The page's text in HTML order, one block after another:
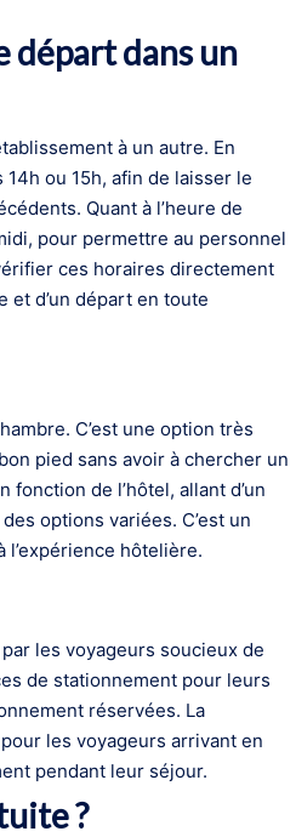
départ dans un
à un autre. En
ou 15h, afin de laisser le
Quant à l’heure de
pour permettre au personnel
ces horaires directement
et d’un départ en toute
C’est une option très
pied sans avoir à chercher un
de l’hôtel, allant d’un
options variées. C’est un
hôtelière.
les voyageurs soucieux de
de stationnement pour leurs
réservées. La
les voyageurs arrivant en
pendant leur séjour.
?